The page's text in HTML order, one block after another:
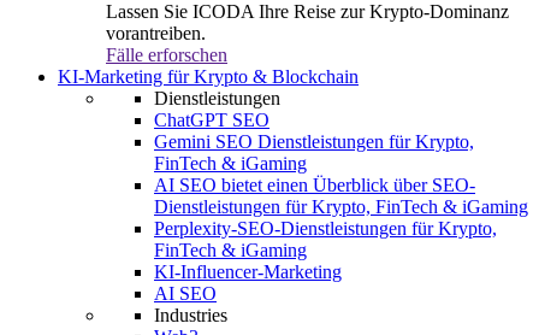
Lassen Sie ICODA Ihre Reise zur Krypto-Dominanz
vorantreiben.
Fälle erforschen
KI-Marketing für Krypto & Blockchain
Dienstleistungen
ChatGPT SEO
Gemini SEO Dienstleistungen für Krypto,
FinTech & iGaming
AI SEO bietet einen Überblick über SEO-
Dienstleistungen für Krypto, FinTech & iGaming
Perplexity-SEO-Dienstleistungen für Krypto,
FinTech & iGaming
KI-Influencer-Marketing
AI SEO
Industries